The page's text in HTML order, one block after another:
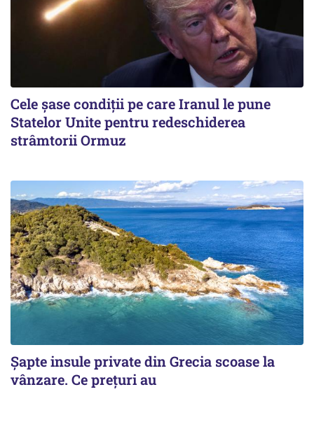
Cele șase condiții pe care Iranul le pune
Statelor Unite pentru redeschiderea
strâmtorii Ormuz
Șapte insule private din Grecia scoase la
vânzare. Ce prețuri au